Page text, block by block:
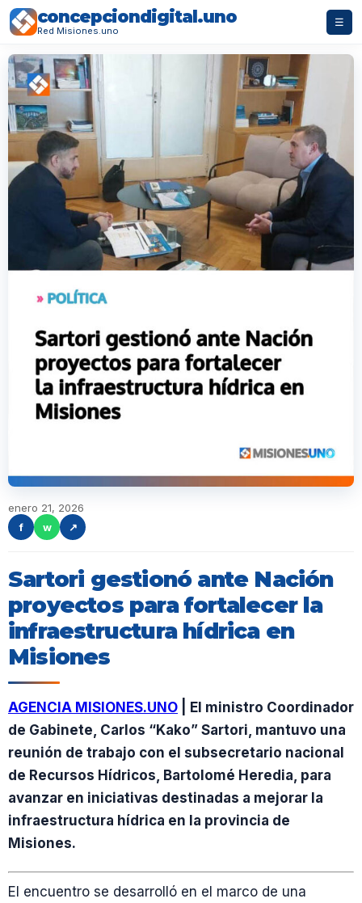
concepciondigital.uno
Red Misiones.uno
☰
enero 21, 2026
f
w ↗
Sartori gestionó ante Nación
proyectos para fortalecer la
infraestructura hídrica en
Misiones
AGENCIA MISIONES.UNO | El ministro Coordinador
de Gabinete, Carlos “Kako” Sartori, mantuvo una
reunión de trabajo con el subsecretario nacional
de Recursos Hídricos, Bartolomé Heredia, para
avanzar en iniciativas destinadas a mejorar la
infraestructura hídrica en la provincia de
Misiones.
El encuentro se desarrolló en el marco de una